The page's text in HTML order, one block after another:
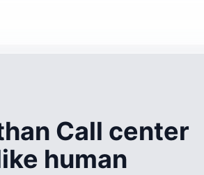
Call center
human